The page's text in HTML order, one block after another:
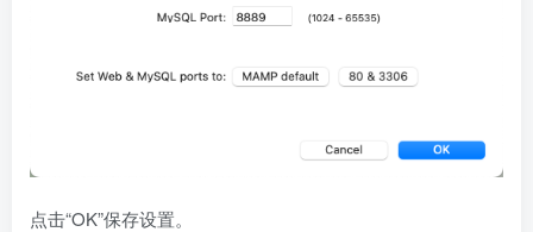
点击“OK”保存设置。